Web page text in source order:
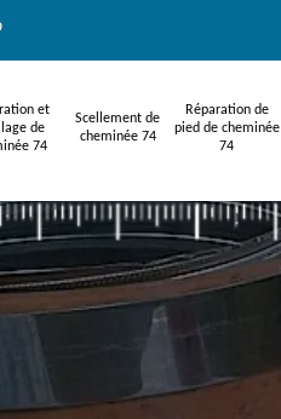
et
de
74
Scellement de
cheminée 74
Réparation de
pied de cheminée
74